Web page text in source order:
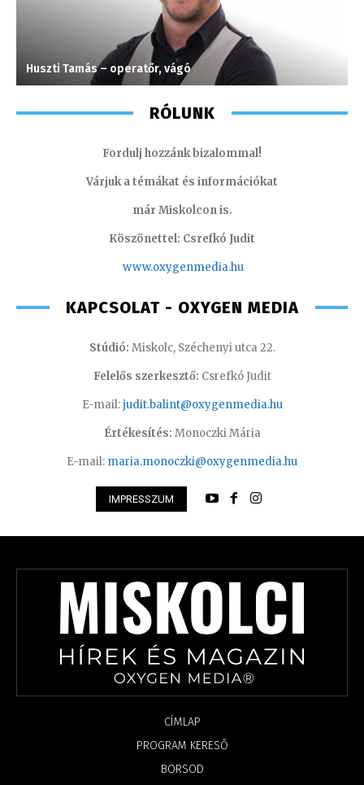
Huszti Tamás – operatőr, vágó
RÓLUNK
Fordulj hozzánk bizalommal!
Várjuk a témákat és információkat
már Miskolcon is.
Köszönettel: Csrefkó Judit
www.oxygenmedia.hu
KAPCSOLAT - OXYGEN MEDIA
Stúdió: Miskolc, Széchenyi utca 22.
Felelős szerkesztő: Csrefkó Judit
E-mail:judit.balint@oxygenmedia.hu
Értékesítés: Monoczki Mária
E-mail: maria.monoczki@oxygenmedia.hu
IMPRESSZUM
CÍMLAP
PROGRAM KERESŐ
BORSOD